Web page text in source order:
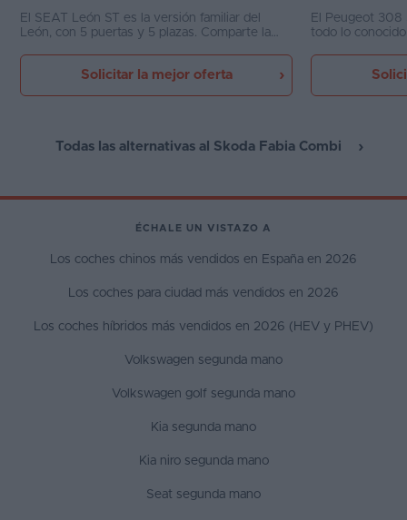
El SEAT León ST es la versión familiar del
León, con 5 puertas y 5 plazas. Comparte la
mecánicas con el VW Golf, Audi A3 y otros
modelos del grupo, por lo que es un coche
técnicamente muy atractivo. Su colosal
Solicitar la mejor oferta
El Peugeot 308
todo lo
alternativas con
ganando a los
Todas las alternativas al Skoda Fabia Combi
ÉCHALE UN VISTAZO A
Los coches chinos más vendidos en España en 2026
Los coches para ciudad más vendidos en 2026
Los coches híbridos más vendidos en 2026 (HEV y PHEV)
Volkswagen segunda mano
Volkswagen golf segunda mano
Kia segunda mano
Kia niro segunda mano
Seat segunda mano